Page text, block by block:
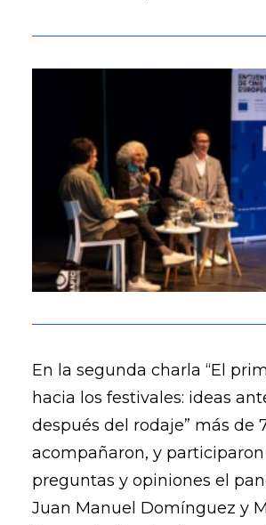
En la segunda charla “El
hacia los festivales: ideas
después del rodaje” más de
acompañaron, y participaron
preguntas y opiniones el
Juan Manuel Domínguez y